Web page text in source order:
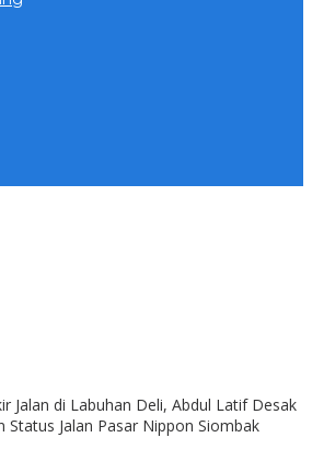
Jalan di Labuhan Deli, Abdul Latif Desak
Jalan Pasar Nippon Siombak